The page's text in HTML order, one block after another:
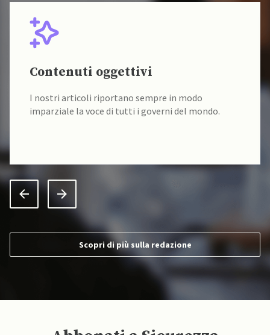
Contenuti oggettivi
I nostri articoli riportano sempre in modo
imparziale la voce di tutti i governi del mondo.
Scopri di più sulla redazione